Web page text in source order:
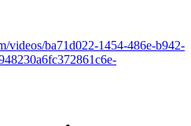
videos/ba71d022-1454-486e-b942-